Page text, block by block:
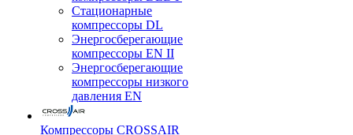
Стационарные
компрессоры DL
Энергосберегающие
компрессоры EN II
Энергосберегающие
компрессоры низкого
давления EN
Компрессоры CROSSAIR